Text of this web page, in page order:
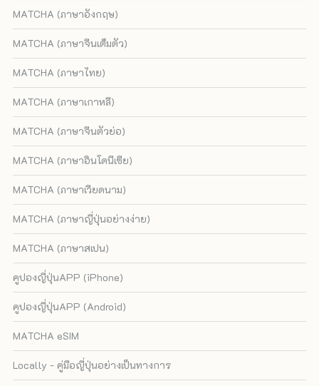
MATCHA (ภาษาอังกฤษ)
MATCHA (ภาษาจีนเต็มตัว)
MATCHA (ภาษาไทย)
MATCHA (ภาษาเกาหลี)
MATCHA (ภาษาจีนตัวย่อ)
MATCHA (ภาษาอินโดนีเซีย)
MATCHA (ภาษาเวียดนาม)
MATCHA (ภาษาญี่ปุ่นอย่างง่าย)
MATCHA (ภาษาสเปน)
คูปองญี่ปุ่นAPP (iPhone)
คูปองญี่ปุ่นAPP (Android)
MATCHA eSIM
Locally - คู่มือญี่ปุ่นอย่างเป็นทางการ